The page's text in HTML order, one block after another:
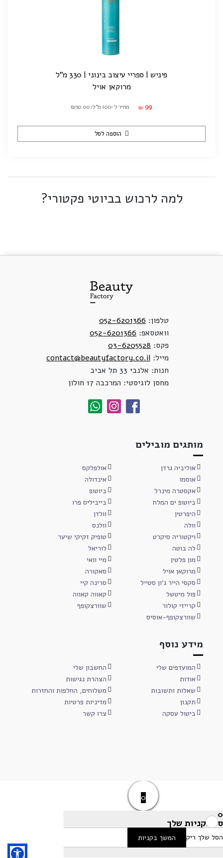
פיניש | ספריי עיצוב בינוני | 330 מ"ל
מרוקאן אויל
₪ 99 מחיר ל-100 מ"ל: ₪30.00
הוספה לסל
למה לרכוש בביוטי פקטורי?
טלפון: 052-6201366
וואטסאפ: 052-6201366
פקס: 03-6205528
מייל: contact@beautyfactory.co.il
חנות: אלנבי 33 תל אביב
מחסן לוגיסטי: המרכבה 17 חולון
מותגים מובילים
אוליביה גרדן
אולפלקס
אוסמו
אינדולה
אקסטרה מינרל
ביוטופ
ביוטופ ים המלח
בייביליס פרו
היפרטין
וולדן
וולה
וולנס
ויקטוריה סיקרט
טופיק זקיקי שיער
לה בוטה
לוריאל
מון פלטין
מיי וואי
מרוקאן אויל
סאקורה
סקסי הייר ג'ון סטייל
סרינה קיי
פול מיטשל
קאווה קאווה
קרייזי קולור
שוורצקופף
שוורצקופף-אוסיס
מידע נוסף
המועדפים שלי
החשבון שלי
אודות
הצהרת נגישות
שאלות ותשובות
משלוחים, החלפות והחזרות
תקנון
מדיניות פרטיות
ביטול עסקה
צרו קשר
0
0
סל הקניות שלך
הסל שלך ריק המשך בקניות